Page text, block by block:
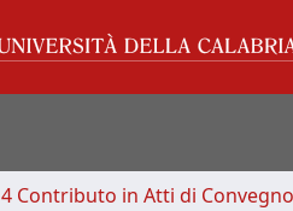
4 Contributo in Atti di